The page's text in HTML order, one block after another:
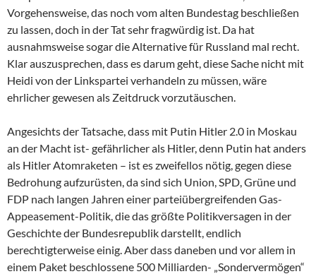
Vorgehensweise, das noch vom alten Bundestag beschließen
zu lassen, doch in der Tat sehr fragwürdig ist. Da hat
ausnahmsweise sogar die Alternative für Russland mal recht.
Klar auszusprechen, dass es darum geht, diese Sache nicht mit
Heidi von der Linkspartei verhandeln zu müssen, wäre
ehrlicher gewesen als Zeitdruck vorzutäuschen.
Angesichts der Tatsache, dass mit Putin Hitler 2.0 in Moskau
an der Macht ist- gefährlicher als Hitler, denn Putin hat anders
als Hitler Atomraketen – ist es zweifellos nötig, gegen diese
Bedrohung aufzurüsten, da sind sich Union, SPD, Grüne und
FDP nach langen Jahren einer parteiübergreifenden Gas-
Appeasement-Politik, die das größte Politikversagen in der
Geschichte der Bundesrepublik darstellt, endlich
berechtigterweise einig. Aber dass daneben und vor allem in
einem Paket beschlossene 500 Milliarden- „Sondervermögen“